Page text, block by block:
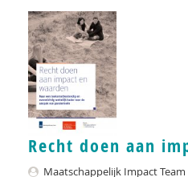
Recht doen aan
Maatschappelijk Impact Team